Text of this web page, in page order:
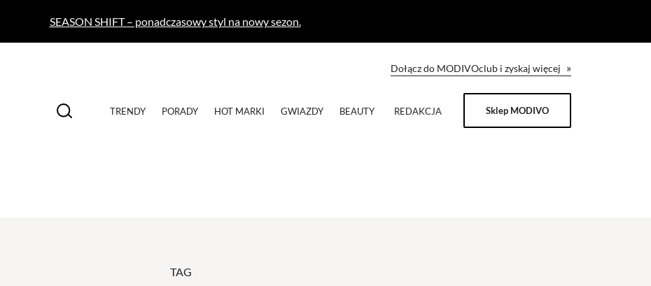
SEASON SHIFT – ponadczasowy styl na nowy sezon.
Dołącz do MODIVOclub i zyskaj więcej »
TRENDY PORADY HOT MARKI GWIAZDY BEAUTY REDAKCJA Sklep MODIVO
TAG